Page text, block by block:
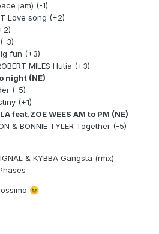
jam) (-1)
Love song (+2)
3)
fun (+3)
MILES Hutia (+3)
night (NE)
(-5)
(+1)
feat.ZOE WEES AM to PM (NE)
& BONNIE TYLER Together (-5)
& KYBBA Gangsta (rmx)
😉